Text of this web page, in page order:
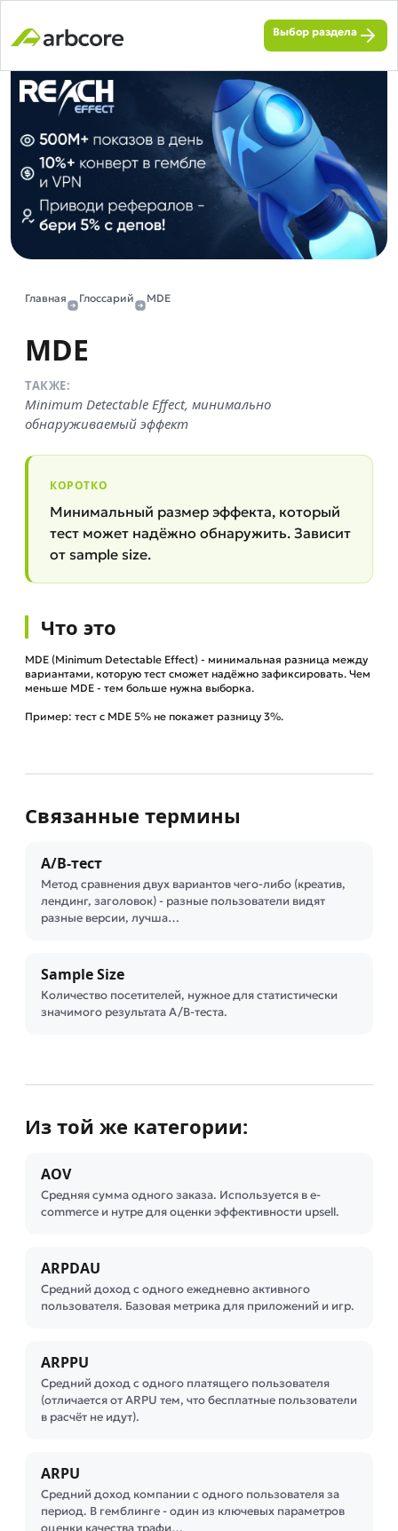
Выбор раздела
Главная Глоссарий MDE
MDE
ТАКЖЕ:
Minimum Detectable Effect, минимально
обнаруживаемый эффект
КОРОТКО
Минимальный размер эффекта, который
тест может надёжно обнаружить. Зависит
от sample size.
Что это
MDE (Minimum Detectable Effect) - минимальная разница между
вариантами, которую тест сможет надёжно зафиксировать. Чем
меньше MDE - тем больше нужна выборка.
Пример: тест с MDE 5% не покажет разницу 3%.
Связанные термины
A/B-тест
Метод сравнения двух вариантов чего-либо (креатив,
лендинг, заголовок) - разные пользователи видят
разные версии, лучша…
Sample Size
Количество посетителей, нужное для статистически
значимого результата A/B-теста.
Из той же категории:
AOV
Средняя сумма одного заказа. Используется в e-
commerce и нутре для оценки эффективности upsell.
ARPDAU
Средний доход с одного ежедневно активного
пользователя. Базовая метрика для приложений и игр.
ARPPU
Средний доход с одного платящего пользователя
(отличается от ARPU тем, что бесплатные пользователи
в расчёт не идут).
ARPU
Средний доход компании с одного пользователя за
период. В гемблинге - один из ключевых параметров
оценки качества трафи…